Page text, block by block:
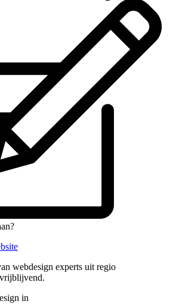
webdesign experts uit regio
in